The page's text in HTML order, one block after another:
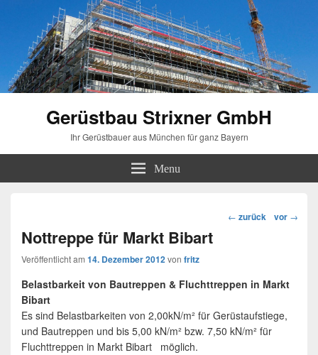
Gerüstbau Strixner GmbH
Ihr Gerüstbauer aus München für ganz Bayern
Menu
Beitragsnavigation
← zurück vor →
Nottreppe für Markt Bibart
Veröffentlicht am 14. Dezember 2012von fritz
Belastbarkeit von Bautreppen & Fluchttreppen in Markt
Bibart
Es sind Belastbarkeiten von 2,00kN/m² für Gerüstaufstiege,
und Bautreppen und bis 5,00 kN/m² bzw. 7,50 kN/m² für
Fluchttreppen in Markt Bibart möglich.